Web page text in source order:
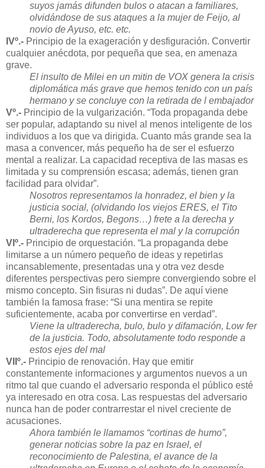
suyos jamás difunden bulos o atacan a familiares,
olvidándose de sus ataques a la mujer de Feijo, al
novio de Ayuso, etc. etc.
IVº.- Principio de la exageración y desfiguración. Convertir
cualquier anécdota, por pequeña que sea, en amenaza
grave.
El insulto de Milei en un mitin de VOX genera la crisis
diplomática más grave que hemos tenido con un país
hermano y se concluye con la retirada de l embajador
Vº.- Principio de la vulgarización. “Toda propaganda debe
ser popular, adaptando su nivel al menos inteligente de los
individuos a los que va dirigida. Cuanto más grande sea la
masa a convencer, más pequeño ha de ser el esfuerzo
mental a realizar. La capacidad receptiva de las masas es
limitada y su comprensión escasa; además, tienen gran
facilidad para olvidar”.
Nosotros representamos la honradez, el bien y la
justicia social, (olvidando los viejos ERES, el Tito
Berni, los Kordos, Begons…) frete a la derecha y
ultraderecha que representa el mal y la corrupción
VIº.- Principio de orquestación. “La propaganda debe
limitarse a un número pequeño de ideas y repetirlas
incansablemente, presentadas una y otra vez desde
diferentes perspectivas pero siempre convergiendo sobre el
mismo concepto. Sin fisuras ni dudas”. De aquí viene
también la famosa frase: “Si una mentira se repite
suficientemente, acaba por convertirse en verdad”.
Viene la ultraderecha, bulo, bulo y difamación, Low fer
de la justicia. Todo, absolutamente todo responde a
estos ejes del mal
VIIº.- Principio de renovación. Hay que emitir
constantemente informaciones y argumentos nuevos a un
ritmo tal que cuando el adversario responda el público esté
ya interesado en otra cosa. Las respuestas del adversario
nunca han de poder contrarrestar el nivel creciente de
acusaciones.
Ahora también le llamamos “cortinas de humo”,
generar noticias sobre la paz en Israel, el
reconocimiento de Palestina, el avance de la